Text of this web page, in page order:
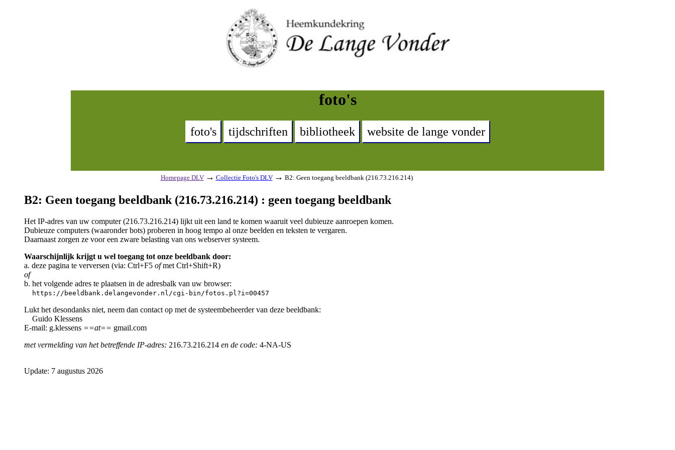
foto's
foto's tijdschriften bibliotheek website de lange vonder
Homepage DLV → Collectie Foto's DLV → B2: Geen toegang beeldbank (216.73.216.214)
B2: Geen toegang beeldbank (216.73.216.214) : geen toegang beeldbank
Het IP-adres van uw computer (216.73.216.214) lijkt uit een land te komen waaruit veel dubieuze aanroepen komen.
Dubieuze computers (waaronder bots) proberen in hoog tempo al onze beelden en teksten te vergaren.
Daarnaast zorgen ze voor een zware belasting van ons webserver systeem.
Waarschijnlijk krijgt u wel toegang tot onze beeldbank door:
a. deze pagina te verversen (via: Ctrl+F5 ofmet Ctrl+Shift+R)
of
b. het volgende adres te plaatsen in de adresbalk van uw browser:
https://beeldbank.delangevonder.nl/cgi-bin/fotos.pl?i=00457
Lukt het desondanks niet, neem dan contact op met de systeembeheerder van deze beeldbank:
Guido Klessens
E-mail: g.klessens ==at== gmail.com
met vermelding van het betreffende IP-adres: 216.73.216.214 en de code: 4-NA-US
Update: 7 augustus 2026